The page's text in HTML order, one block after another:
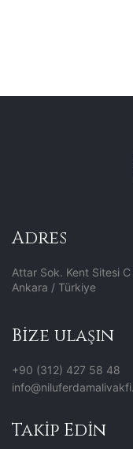
Adres
Attar Sok. Kent Sitesi
Ankara / Türkiye
Bize ulaşın
+90 (312) 427 58 48
Takip Edin